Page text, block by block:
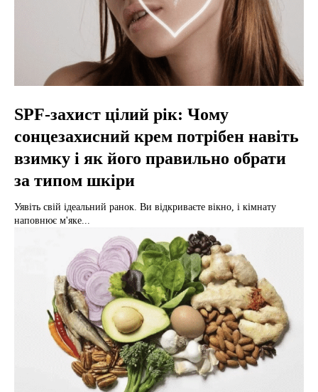
SPF-захист цілий рік: Чому
сонцезахисний крем потрібен навіть
взимку і як його правильно обрати
за типом шкіри
Уявіть свій ідеальний ранок. Ви відкриваєте вікно, і кімнату
наповнює м'яке...